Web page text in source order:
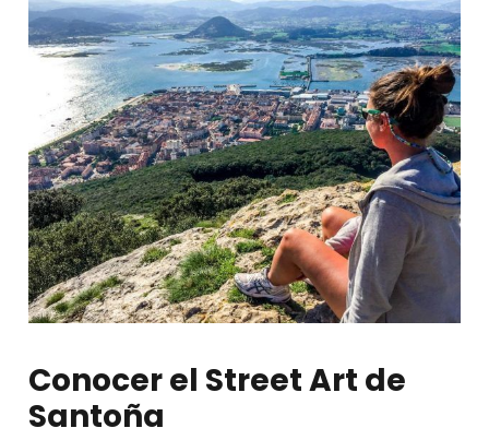
Conocer el Street Art de
Santoña